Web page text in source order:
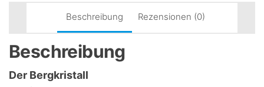
Pflanzenwachstum,
Erntesteigerung
von
Kupferkraft-
Beschreibung Rezensionen (0)
Beschreibung
Der Bergkristall